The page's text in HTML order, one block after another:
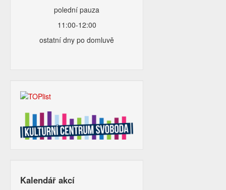
polední pauza
11:00-12:00
ostatní dny po domluvě
Kalendář akcí